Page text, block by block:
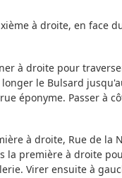
à droite, en face
à droite pour
le Bulsard
éponyme. Passer à
à droite, Rue de la
la première à droite
Virer ensuite à